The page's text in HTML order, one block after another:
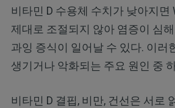
비타민 D 수용체 수치가 낮아지면
제대로 조절되지 않아 염증이 심
과잉 증식이 일어날 수 있다. 이러
생기거나 악화되는 주요 원인 중
비타민 D 결핍, 비만, 건선은 서로